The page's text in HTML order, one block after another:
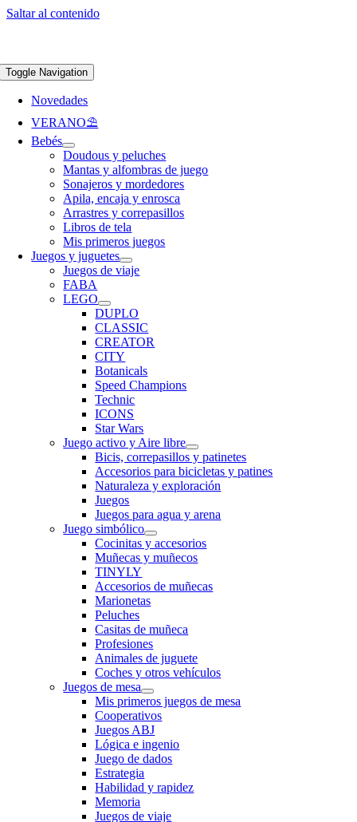
Saltar al contenido
Toggle Navigation
Novedades
VERANO⛱️​
Bebés
Doudous y peluches
Mantas y alfombras de juego
Sonajeros y mordedores
Apila, encaja y enrosca
Arrastres y correpasillos
Libros de tela
Mis primeros juegos
Juegos y juguetes
Juegos de viaje
FABA
LEGO
DUPLO
CLASSIC
CREATOR
CITY
Botanicals
Speed Champions
Technic
ICONS
Star Wars
Juego activo y Aire libre
Bicis, correpasillos y patinetes
Accesorios para bicicletas y patines
Naturaleza y exploración
Juegos
Juegos para agua y arena
Juego simbólico
Cocinitas y accesorios
Muñecas y muñecos
TINYLY
Accesorios de muñecas
Marionetas
Peluches
Casitas de muñeca
Profesiones
Animales de juguete
Coches y otros vehículos
Juegos de mesa
Mis primeros juegos de mesa
Cooperativos
Juegos ABJ
Lógica e ingenio
Juego de dados
Estrategia
Habilidad y rapidez
Memoria
Juegos de viaje